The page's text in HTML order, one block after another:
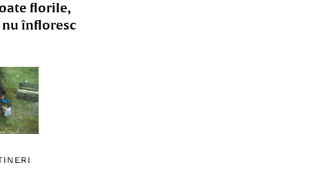
florile,
nu înfloresc